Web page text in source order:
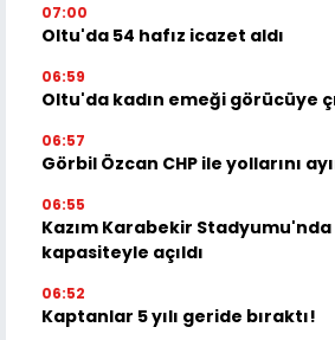
07:00
Oltu'da 54 hafız icazet aldı
06:59
Oltu'da kadın emeği görücüye
06:57
Görbil Özcan CHP ile yollarını
06:55
Kazım Karabekir
kapasiteyle açıldı
06:52
Kaptanlar 5 yılı geride bıraktı!